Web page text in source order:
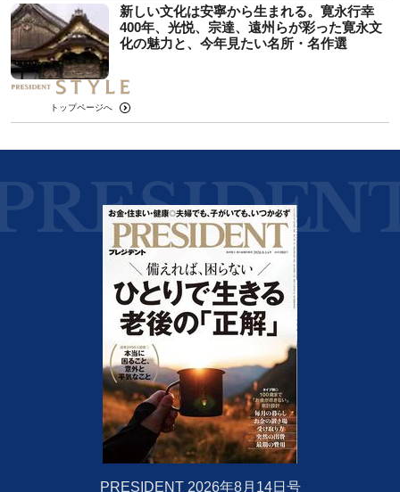
新しい文化は安寧から生まれる。寛永行幸
400年、光悦、宗達、遠州らが彩った寛永文
化の魅力と、今年見たい名所・名作選
トップページへ
PRESIDENT 2026年8月14日号